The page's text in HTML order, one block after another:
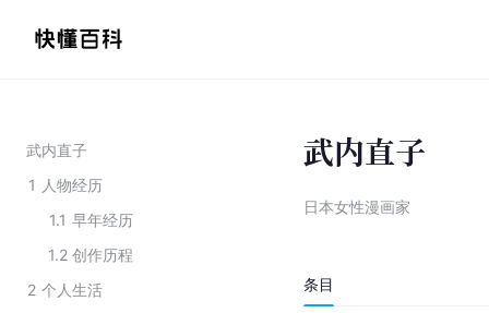
武内直子
1 人物经历
1.1 早年经历
1.2 创作历程
2 个人生活
武内直子
日本女性漫画家
条目